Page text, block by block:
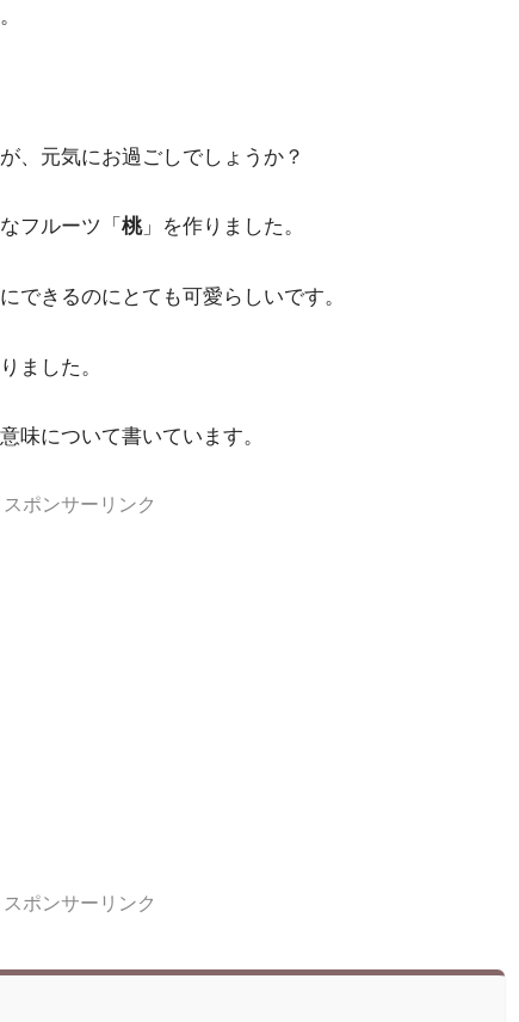
、元気にお過ごしでしょうか？
フルーツ「 桃」を作りました。
できるのにとても可愛らしいです。
ました。
味について書いています。
スポンサーリンク
スポンサーリンク